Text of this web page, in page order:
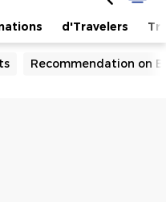
d'Travelers
Recommendation on